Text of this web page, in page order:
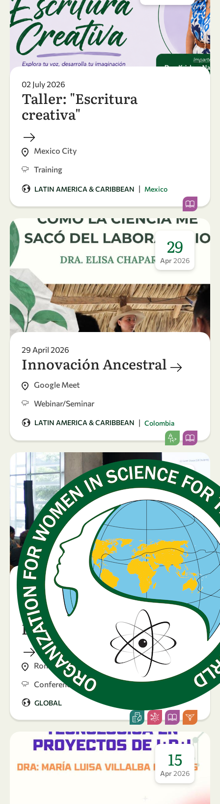
02 July 2026
Taller: "Escritura
creativa"
Mexico City
Training
LATIN AMERICA & CARIBBEAN | Mexico
29
Apr 2026
29 April 2026
Innovación Ancestral
Google Meet
Webinar/Seminar
LATIN AMERICA & CARIBBEAN | Colombia
24 - 23
Apr
23 April 2026
Sustaining knowledge
during crises: Gender and
Displacement in Science
Rome, Italy
Conference
GLOBAL
15
Apr 2026